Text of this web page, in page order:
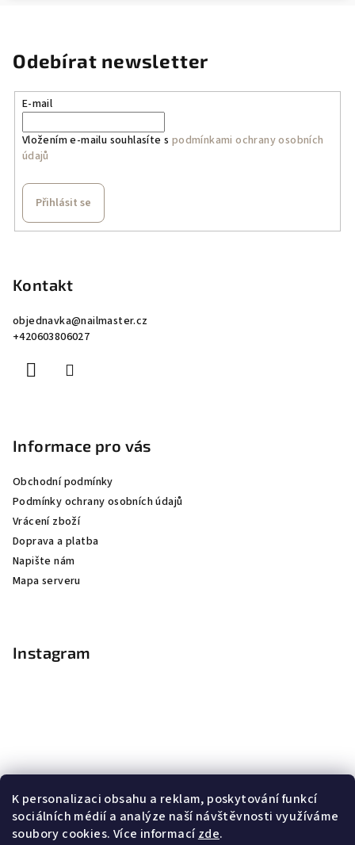
K personalizaci obsahu a reklam, poskytování funkcí
sociálních médií a analýze naší návštěvnosti využíváme
soubory cookies. Více informacízde.
Odebírat newsletter
E-mail
Vložením e-mailu souhlasíte s podmínkami ochrany osobních
údajů
Přihlásit se
Kontakt
objednavka@nailmaster.cz
+420603806027
Informace pro vás
Obchodní podmínky
Podmínky ochrany osobních údajů
Vrácení zboží
Doprava a platba
Napište nám
Mapa serveru
Instagram